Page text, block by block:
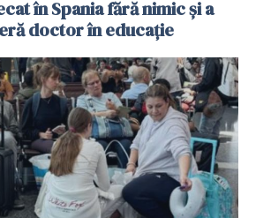
în Spania fără nimic și a
doctor în educație